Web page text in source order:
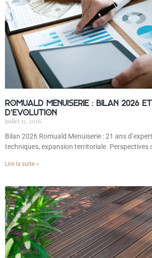
Romuald Menuiserie : bilan 2026
d’évolution
juillet 15, 2026
Bilan 2026 Romuald Menuiserie : 21 ans
techniques, expansion territoriale. Perspectives
Lire la suite »